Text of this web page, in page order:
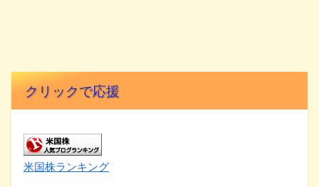
クリックで応援
米国株ランキング